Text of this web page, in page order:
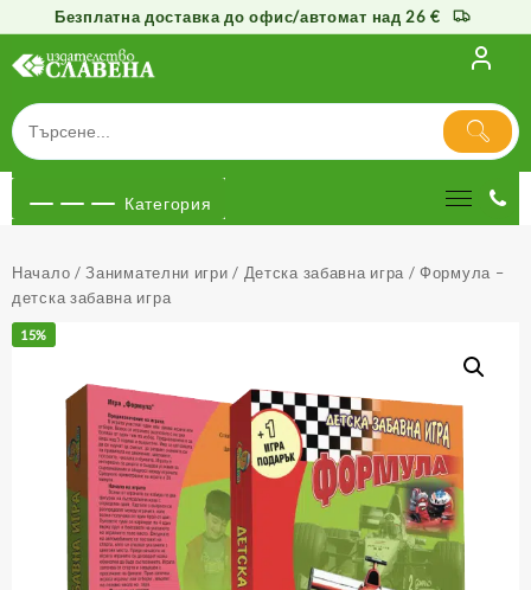
Безплатна доставка до офис/автомат над 26 €
съдържанието
Категория
Начало /Занимателни игри / Детска забавна игра / Формула –
детска забавна игра
15%